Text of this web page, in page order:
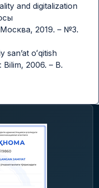
and digitalization
2019. – №3.
san’at oʻqitish
Bilim, 2006. – B.